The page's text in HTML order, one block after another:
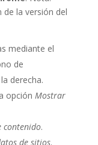
de la versión del
mediante el
de
derecha.
opción Mostrar
contenido.
de sitios.